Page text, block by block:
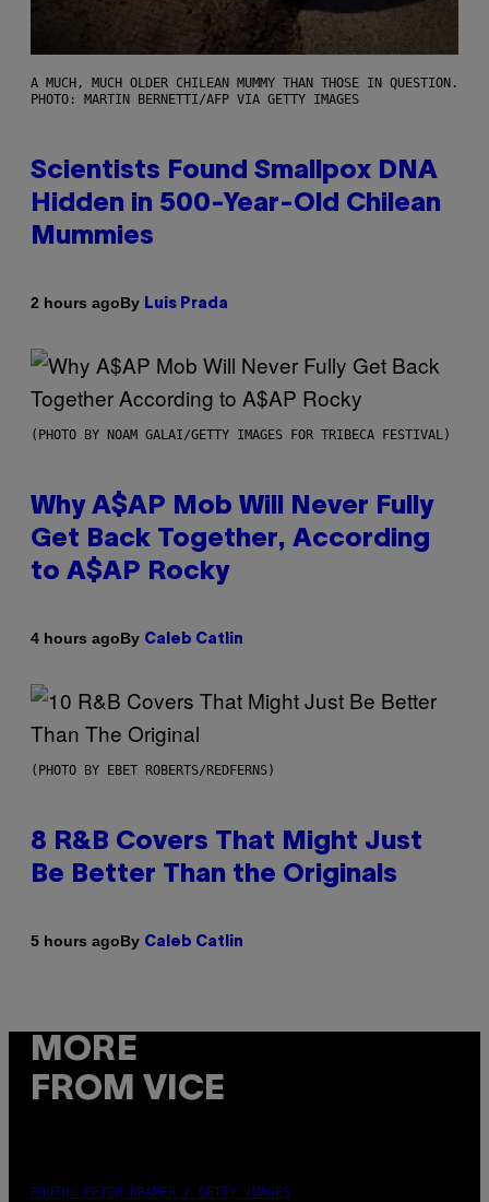
A MUCH, MUCH OLDER CHILEAN MUMMY THAN THOSE IN QUESTION.
PHOTO: MARTIN BERNETTI/AFP VIA GETTY IMAGES
Scientists Found Smallpox DNA
Hidden in 500-Year-Old Chilean
Mummies
2 hours agoBy Luis Prada
(PHOTO BY NOAM GALAI/GETTY IMAGES FOR TRIBECA FESTIVAL)
Why A$AP Mob Will Never Fully
Get Back Together, According
to A$AP Rocky
4 hours agoBy Caleb Catlin
(PHOTO BY EBET ROBERTS/REDFERNS)
8 R&B Covers That Might Just
Be Better Than the Originals
5 hours agoBy Caleb Catlin
MORE
FROM VICE
PHOTO: PETER KRAMER / GETTY IMAGES